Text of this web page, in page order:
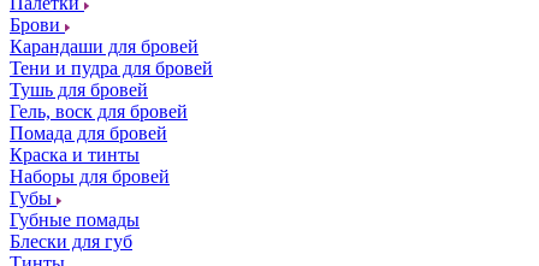
Брови
Карандаши для бровей
Тени и пудра для бровей
Тушь для бровей
Гель, воск для бровей
Помада для бровей
Краска и тинты
Наборы для бровей
Губы
Губные помады
Блески для губ